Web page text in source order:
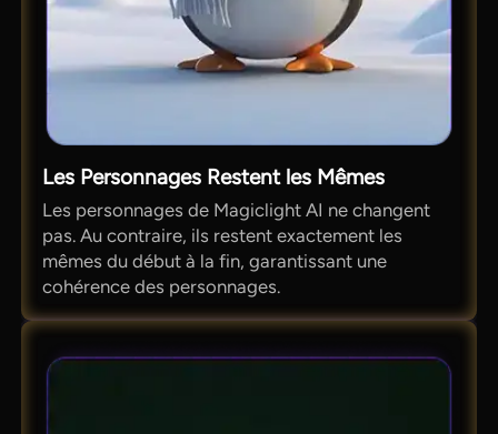
Les Personnages Restent les Mêmes
Les personnages de Magiclight AI ne changent
pas. Au contraire, ils restent exactement les
mêmes du début à la fin, garantissant une
cohérence des personnages.